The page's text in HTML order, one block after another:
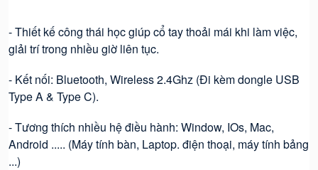
- Thiết kế công thái học giúp cổ tay thoải mái khi làm việc,
giải trí trong nhiều giờ liên tục.
- Kết nối: Bluetooth, Wireless 2.4Ghz (Đi kèm dongle USB
Type A & Type C).
- Tương thích nhiều hệ điều hành: Window, IOs, Mac,
Android ..... (Máy tính bàn, Laptop. điện thoại, máy tính bảng
...)